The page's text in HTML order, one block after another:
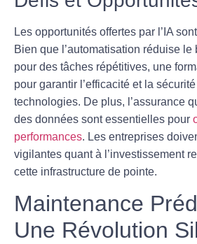
Les opportunités offertes par l’IA
Bien que l’automatisation réduise le
pour des tâches répétitives, une
pour garantir l’efficacité et la
technologies. De plus, l’assurance
des données sont essentielles pour
performances. Les entreprises
vigilantes quant à l’investissement
cette infrastructure de pointe.
Maintenance
Une Révolution